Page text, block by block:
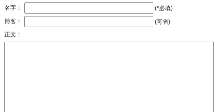
名字：
(*必填)
博客：
(可省)
正文：